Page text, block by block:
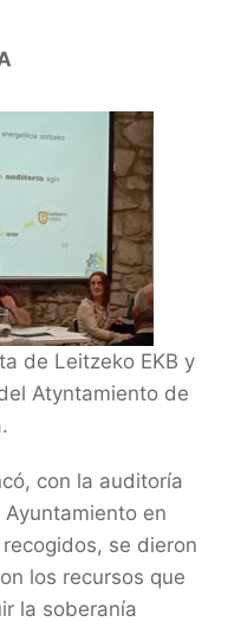
de Leitzeko EKB y
Atyntamiento de
con la auditoría
en
se dieron
los recursos que
la soberanía